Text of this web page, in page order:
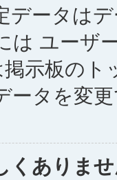
データは
は ユーザ
示板の
ータを変
くありま